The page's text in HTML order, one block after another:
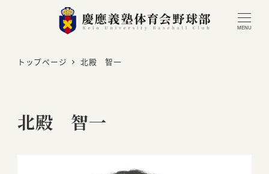
MENU
トップページ 北殿 智一
北殿 智一